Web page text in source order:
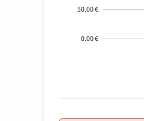
50.00 €
0.00 €
01-02